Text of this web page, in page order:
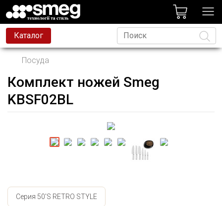
Каталог
Посуда
Комплект ножей Smeg
KBSF02BL
Серия 50'S RETRO STYLE